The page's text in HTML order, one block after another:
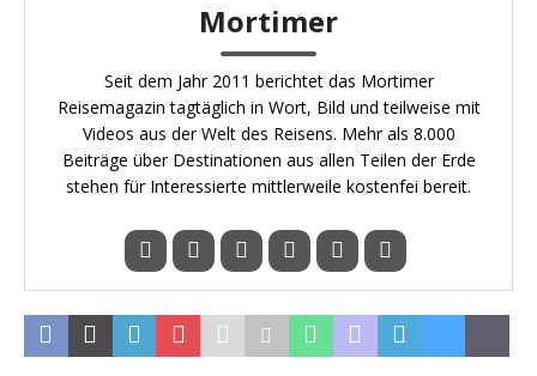
Mortimer
Seit dem Jahr 2011 berichtet das Mortimer
Reisemagazin tagtäglich in Wort, Bild und teilweise mit
Videos aus der Welt des Reisens. Mehr als 8.000
Beiträge über Destinationen aus allen Teilen der Erde
stehen für Interessierte mittlerweile kostenfei bereit.